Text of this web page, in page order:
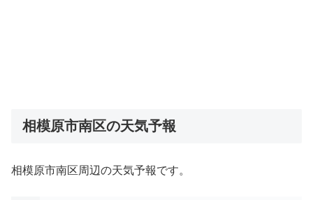
相模原市南区の天気予報
相模原市南区周辺の天気予報です。